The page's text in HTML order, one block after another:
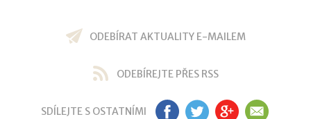
ODEBÍRAT AKTUALITY E-MAILEM
ODEBÍREJTE PŘES RSS
SDÍLEJTE S OSTATNÍMI FB TW GP EM